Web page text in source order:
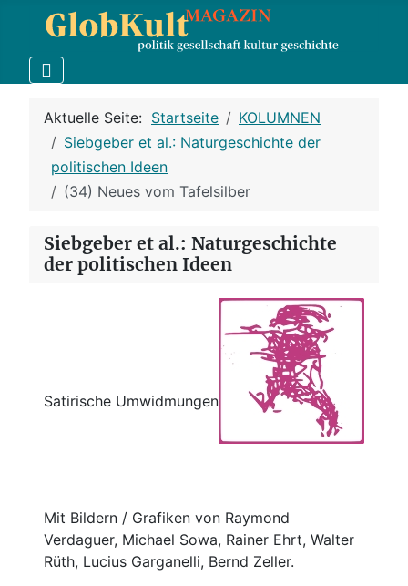
Aktuelle Seite: Startseite
KOLUMNEN
Siebgeber et al.: Naturgeschichte der
politischen Ideen
(34) Neues vom Tafelsilber
Siebgeber et al.: Naturgeschichte
der politischen Ideen
Satirische Umwidmungen
Mit Bildern / Grafiken von Raymond
Verdaguer, Michael Sowa, Rainer Ehrt, Walter
Rüth, Lucius Garganelli, Bernd Zeller.